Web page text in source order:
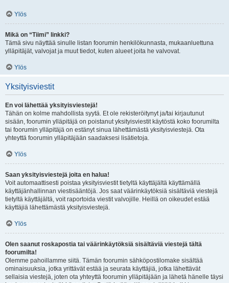
Ylös
Mikä on “Tiimi” linkki?
Tämä sivu näyttää sinulle listan foorumin henkilökunnasta, mukaanluettuna
ylläpitäjät, valvojat ja muut tiedot, kuten alueet joita he valvovat.
Ylös
Yksityisviestit
En voi lähettää yksityisviestejä!
Tähän on kolme mahdollista syytä. Et ole rekisteröitynyt ja/tai kirjautunut
sisään, foorumin ylläpitäjä on poistanut yksityisviestit käytöstä koko foorumilta
tai foorumin ylläpitäjä on estänyt sinua lähettämästä yksityisviestejä. Ota
yhteyttä foorumin ylläpitäjään saadaksesi lisätietoja.
Ylös
Saan yksityisviestejä joita en halua!
Voit automaattisesti poistaa yksityisviestit tietyltä käyttäjältä käyttämällä
käyttäjänhallinnan viestisääntöjä. Jos saat väärinkäytöksiä sisältäviä viestejä
tietyltä käyttäjältä, voit raportoida viestit valvojille. Heillä on oikeudet estää
käyttäjiä lähettämästä yksityisviestejä.
Ylös
Olen saanut roskapostia tai väärinkäytöksiä sisältäviä viestejä tältä
foorumilta!
Olemme pahoillamme siitä. Tämän foorumin sähköpostilomake sisältää
ominaisuuksia, jotka yrittävät estää ja seurata käyttäjiä, jotka lähettävät
sellaisia viestejä, joten ota yhteyttä foorumin ylläpitäjään ja lähetä hänelle täysi